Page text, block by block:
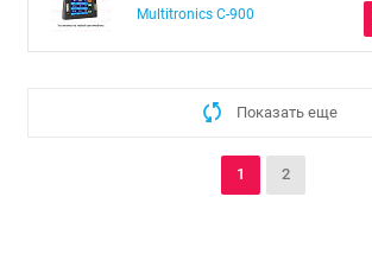
Multitronics C-900
Показать еще
1 2